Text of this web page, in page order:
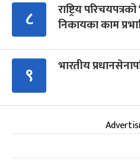
८
राष्ट्रिय
निकायका काम
९ भारतीय